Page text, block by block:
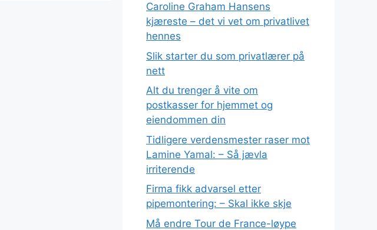
Caroline Graham Hansens
kjæreste – det vi vet om privatlivet
hennes
Slik starter du som privatlærer på
nett
Alt du trenger å vite om
postkasser for hjemmet og
eiendommen din
Tidligere verdensmester raser mot
Lamine Yamal: – Så jævla
irriterende
Firma fikk advarsel etter
pipemontering: – Skal ikke skje
Må endre Tour de France-løype